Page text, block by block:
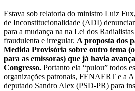
Estava sob relatoria do ministro Luiz
de Inconstitucionalidade (ADI)
para a mudança na na Lei dos
fraudulenta e irregular. A proposta dos
Medida Provisória sobre outro tema (o
para as emissoras) que já havia
Congresso. Portanto ela “pulou” todos
organizações patronais, FENAERT e a
deputado Sandro Alex (PSD-PR) para